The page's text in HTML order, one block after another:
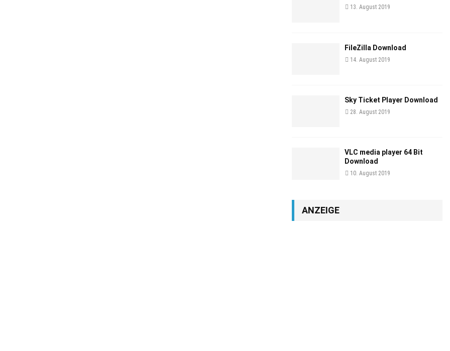
13. August 2019
FileZilla Download
14. August 2019
Sky Ticket Player Download
28. August 2019
VLC media player 64 Bit
Download
10. August 2019
ANZEIGE